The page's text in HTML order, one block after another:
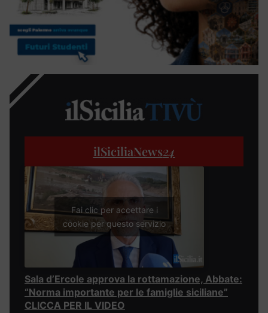
ilSiciliaNews24
Fai clic per accettare i
cookie per questo servizio
Sala d’Ercole approva la rottamazione, Abbate:
“Norma importante per le famiglie siciliane”
CLICCA PER IL VIDEO